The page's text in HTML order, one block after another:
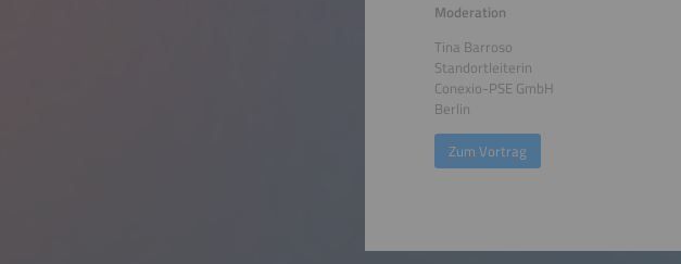
Moderation
Tina Barroso
Standortleiterin
Conexio-PSE GmbH
Berlin
Zum Vortrag